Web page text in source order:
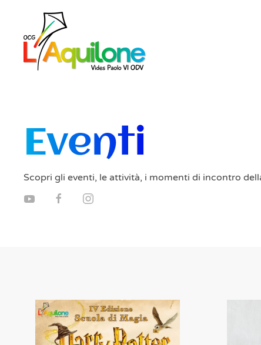
Skip to main content
Eventi
Scopri gli eventi, le attività, i momenti di incontro